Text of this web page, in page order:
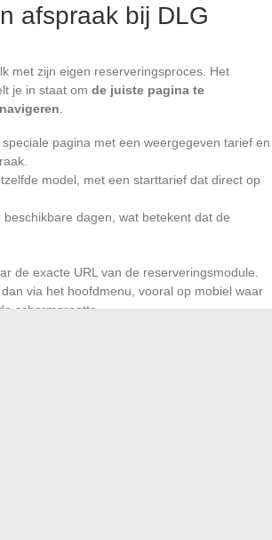
afspraak bij DLG
met zijn eigen reserveringsproces. Het
je in staat om de juiste pagina te
pagina met een weergegeven tarief en
model, met een starttarief dat direct op
dagen, wat betekent dat de
de exacte URL van de reserveringsmodule.
via het hoofdmenu, vooral op mobiel waar
schermgrootte.